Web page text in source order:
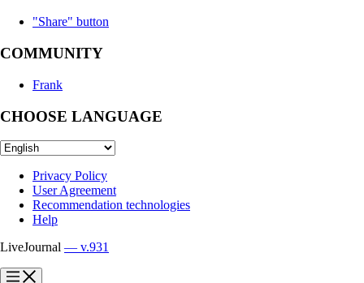
"Share" button
COMMUNITY
Frank
CHOOSE LANGUAGE
Privacy Policy
User Agreement
Recommendation technologies
Help
LiveJournal — v.931
?
?